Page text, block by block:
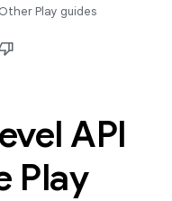
Other Play guides
API
Play